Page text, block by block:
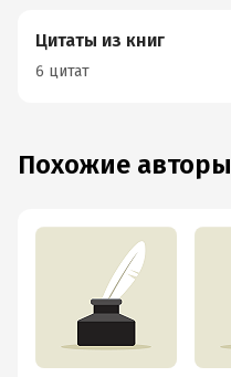
Цитаты из книг
6 цитат
Похожие авторы